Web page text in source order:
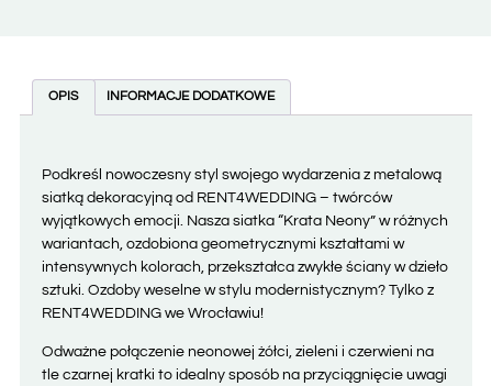
OPIS INFORMACJE DODATKOWE
Podkreśl nowoczesny styl swojego wydarzenia z metalową
siatką dekoracyjną od RENT4WEDDING – twórców
wyjątkowych emocji. Nasza siatka “Krata Neony” w różnych
wariantach, ozdobiona geometrycznymi kształtami w
intensywnych kolorach, przekształca zwykłe ściany w dzieło
sztuki. Ozdoby weselne w stylu modernistycznym? Tylko z
RENT4WEDDING we Wrocławiu!
Odważne połączenie neonowej żółci, zieleni i czerwieni na
tle czarnej kratki to idealny sposób na przyciągnięcie uwagi